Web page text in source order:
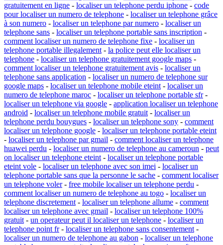
gratuitement en ligne - localiser un telephone perdu iphone - code
pour localiser un numero de telephone - localiser un telephone grâce
à son numero - localiser un telephone par numero - localiser un
telephone sans - localiser un telephone portable sans inscription -
comment localiser un numero de telephone fixe - localiser un
telephone portable illegalement - la police peut elle localiser un
telephone - localiser un telephone gratuitement google maps -
comment localiser un telephone gratuitement avis - localiser un
telephone sans application - localiser un numero de telephone sur
google maps - localiser un telephone mobile eteint - localiser un
numero de telephone maroc - localiser un telephone portable sfr-
localiser un telephone via google - application localiser un telephone
android - localiser un telephone mobile gratuit - localiser un
telephone perdu bouygues - localiser un telephone sony - comment
localiser un telephone google - localiser un telephone portable eteint
- localiser un telephone par gmail - comment localiser un telephone
huawei perdu - localiser un numero de telephone au cameroun - peut
on localiser un telephone eteint - localiser un telephone portable
eteint vole - localiser un telephone avec son imei - localiser un
telephone portable sans que la personne le sache - comment localiser
un telephone voler- free mobile localiser un telephone perdu -
comment localiser un numero de telephone au togo - localiser un
telephone discretement - localiser un telephone allume - comment
localiser un telephone avec gmail - localiser un telephone 100%
gratuit - un operateur peut il localiser un telephone - localiser un
telephone point fr- localiser un telephone sans consentement -
localiser un numero de telephone au gabon - localiser un telephone